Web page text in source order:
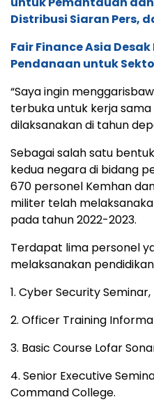
Distribusi Siaran Pers,
Fair Finance Asia
Pendanaan untuk
“Saya ingin
terbuka untuk kerja
dilaksanakan di tahun
Sebagai salah satu
kedua negara di bidang
670 personel Kemhan
militer telah
pada tahun 2022-2023.
Terdapat lima personel
melaksanakan
1. Cyber Security Seminar,
2. Officer Training
3. Basic Course Lofar
4. Senior Executive
Command College.